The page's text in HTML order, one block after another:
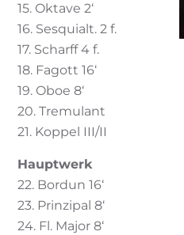
15. Oktave 2‘
16. Sesquialt. 2 f.
17. Scharff 4 f.
18. Fagott 16‘
19. Oboe 8‘
20. Tremulant
21. Koppel III/II
Hauptwerk
22. Bordun 16‘
23. Prinzipal 8‘
24. Fl. Major 8‘